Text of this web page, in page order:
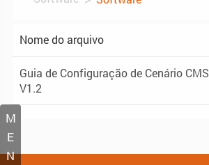
Nome do arquivo
Guia de Configuração de Cenário CMS
V1.2
M
E
N